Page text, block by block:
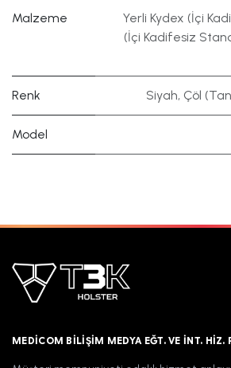
Malzeme Yerli Kydex (İçi
(İçi Kadifesiz
Renk Siyah, Çöl
Model
MEDICOM BILIŞIM MEDYA EĞT. VE İNT. HIZ.